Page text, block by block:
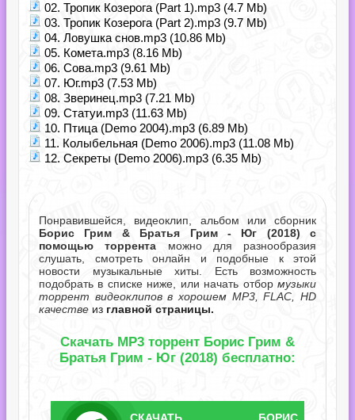
02. Тропик Козерога (Part 1).mp3 (4.7 Mb)
03. Тропик Козерога (Part 2).mp3 (9.7 Mb)
04. Ловушка снов.mp3 (10.86 Mb)
05. Комета.mp3 (8.16 Mb)
06. Сова.mp3 (9.61 Mb)
07. Юг.mp3 (7.53 Mb)
08. Зверинец.mp3 (7.21 Mb)
09. Статуи.mp3 (11.63 Mb)
10. Птица (Demo 2004).mp3 (6.89 Mb)
11. Колыбельная (Demo 2006).mp3 (11.08 Mb)
12. Секреты (Demo 2006).mp3 (6.35 Mb)
Понравившейся, видеоклип, альбом или сборник
Борис Грим & Братья Грим - Юг (2018) с
помощью торрента можно для разнообразия
слушать, смотреть онлайн и подобные к этой
новости музыкальные хиты. Есть возможность
подобрать в списке ниже, или начать отбор музыки
торрент видеоклипов в хорошем MP3, FLAC, HD
качестве из главной страницы.
Скачать MP3 торрент Борис Грим &
Братья Грим - Юг (2018) бесплатно: